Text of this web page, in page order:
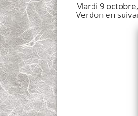
Mardi 9
Verdon en